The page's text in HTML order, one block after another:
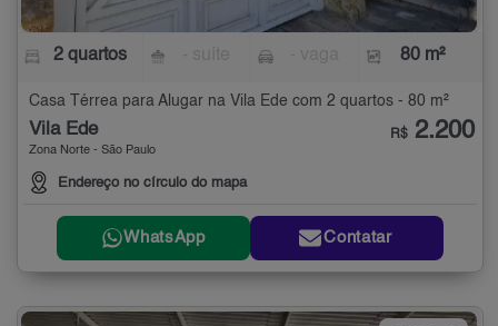
2 quartos 80 m²
Casa Térrea para Alugar na Vila Ede com 2 quartos - 80 m²
Vila Ede
Zona Norte - São Paulo
Endereço no círculo do mapa
R$ 2.200
WhatsApp Contatar